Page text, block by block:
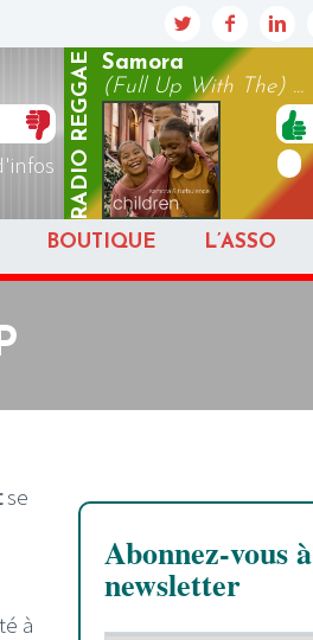
RADIO
REGGAE
Samora
(Full Up With The) ...
BOUTIQUE L’ASSO
se
à
Abonnez-vous
newsletter